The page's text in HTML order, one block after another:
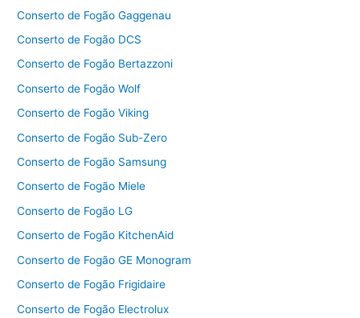
Conserto de Fogão Gaggenau
Conserto de Fogão DCS
Conserto de Fogão Bertazzoni
Conserto de Fogão Wolf
Conserto de Fogão Viking
Conserto de Fogão Sub-Zero
Conserto de Fogão Samsung
Conserto de Fogão Miele
Conserto de Fogão LG
Conserto de Fogão KitchenAid
Conserto de Fogão GE Monogram
Conserto de Fogão Frigidaire
Conserto de Fogão Electrolux